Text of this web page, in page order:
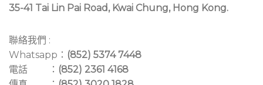
35-41 Tai Lin Pai Road, Kwai Chung, Hong Kong.
聯絡我們 :
Whatsapp： (852) 5374 7448
電話 ： (852) 2361 4168